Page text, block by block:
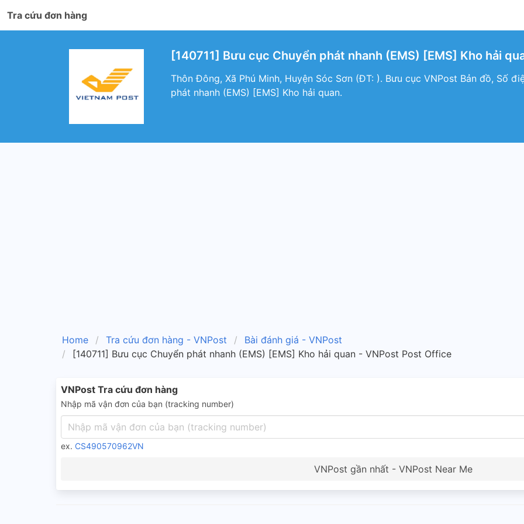
Tra cứu đơn hàng
[140711] Bưu cục Chuyển phát nhanh (EMS) [EMS] Kho hải
Thôn Đông, Xã Phú Minh, Huyện Sóc Sơn (ÐT: ). Bưu cục VNPost Bản đồ, Số
phát nhanh (EMS) [EMS] Kho hải quan.
Home Tra cứu đơn hàng - VNPost
Bài đánh giá - VNPost
[140711] Bưu cục Chuyển phát nhanh (EMS) [EMS] Kho hải quan - VNPost Post Office
VNPost Tra cứu đơn hàng
Nhập mã vận đơn của bạn (tracking number)
ex. CS490570962VN
VNPost gần nhất - VNPost Near Me